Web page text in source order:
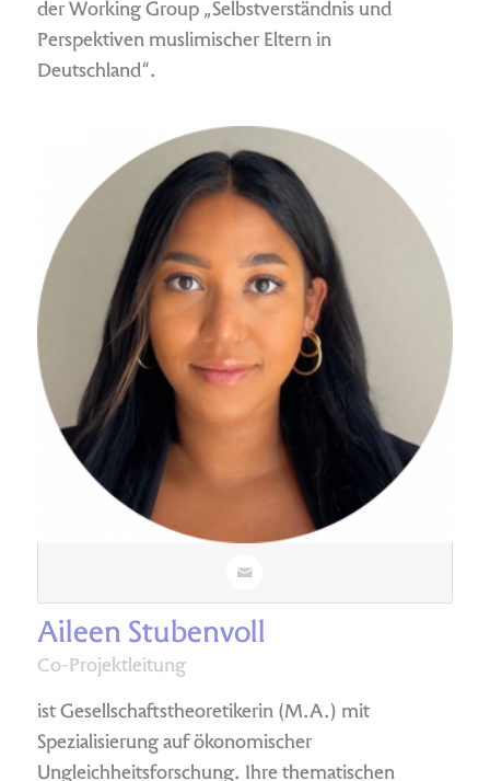
der Working Group „Selbstverständnis und
Perspektiven muslimischer Eltern in
Deutschland“.
Aileen Stubenvoll
Co-Projektleitung
ist Gesellschaftstheoretikerin (M.A.) mit
Spezialisierung auf ökonomischer
Ungleichheitsforschung. Ihre thematischen